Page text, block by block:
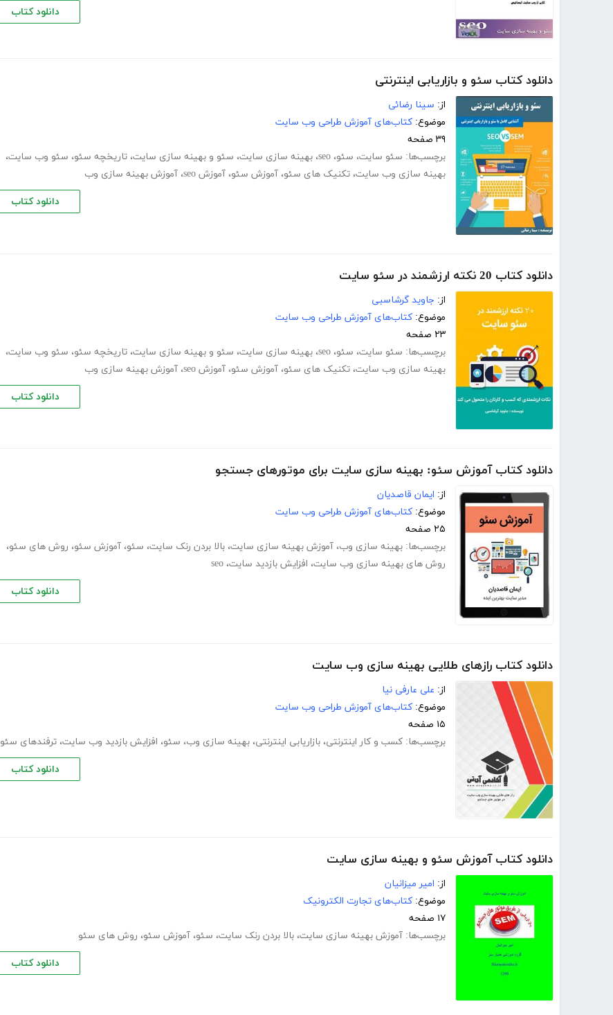
دانلود کتاب
دانلود کتاب سئو و بازاریابی اینترنتی
از: سینا رضائی
موضوع: کتاب‌های آموزش طراحی وب سایت
۳۹ صفحه
برچسب‌ها: سئو سایت، سئو، seo، بهینه‌ سازی سایت، سئو و بهینه سازی سایت، تاریخچه سئو، سئو وب سایت،
بهینه سازی وب سایت، تکنیک های سئو، آموزش سئو، آموزش seo ، آموزش بهینه سازی وب
دانلود کتاب
دانلود کتاب 20 نکته ارزشمند در سئو سایت
از: جاوید گرشاسبی
موضوع: کتاب‌های آموزش طراحی وب سایت
۲۳ صفحه
برچسب‌ها: سئو سایت، سئو، seo، بهینه‌ سازی سایت، سئو و بهینه سازی سایت، تاریخچه سئو، سئو وب سایت،
بهینه سازی وب سایت، تکنیک های سئو، آموزش سئو، آموزش seo ، آموزش بهینه سازی وب
دانلود کتاب
دانلود کتاب آموزش سئو: بهینه سازی سایت برای موتورهای جستجو
از: ایمان قاصدیان
موضوع: کتاب‌های آموزش طراحی وب سایت
۲۵ صفحه
برچسب‌ها: بهینه سازی وب، آموزش بهینه سازی سایت، بالا بردن رنک سایت، سئو، آموزش سئو، روش های سئو،
روش های بهینه سازی وب سایت، افزایش بازدید سایت، seo
دانلود کتاب
دانلود کتاب رازهای طلایی بهینه سازی وب سایت
از: علی عارفی نیا
موضوع: کتاب‌های آموزش طراحی وب سایت
۱۵ صفحه
برچسب‌ها: کسب و کار اینترنتی، بازاریابی اینترنتی، بهینه سازی وب، سئو، افزایش بازدید وب سایت، ترفندهای سئو
دانلود کتاب
دانلود کتاب آموزش سئو و بهینه سازی سایت
از: امیر میزانیان
موضوع: کتاب‌های تجارت الکترونیک
۱۷ صفحه
برچسب‌ها: آموزش بهینه سازی سایت، بالا بردن رنک سایت، سئو، آموزش سئو، روش های سئو
دانلود کتاب